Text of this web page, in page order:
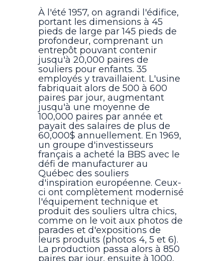
À l'été 1957, on agrandi l'édifice,
portant les dimensions à 45
pieds de large par 145 pieds de
profondeur, comprenant un
entrepôt pouvant contenir
jusqu'à 20,000 paires de
souliers pour enfants. 35
employés y travaillaient. L'usine
fabriquait alors de 500 à 600
paires par jour, augmentant
jusqu'à une moyenne de
100,000 paires par année et
payait des salaires de plus de
60,000$ annuellement. En 1969,
un groupe d'investisseurs
français a acheté la BBS avec le
défi de manufacturer au
Québec des souliers
d'inspiration européenne. Ceux-
ci ont complètement modernisé
l'équipement technique et
produit des souliers ultra chics,
comme on le voit aux photos de
parades et d'expositions de
leurs produits (photos 4, 5 et 6).
La production passa alors à 850
paires par jour, ensuite à 1000,